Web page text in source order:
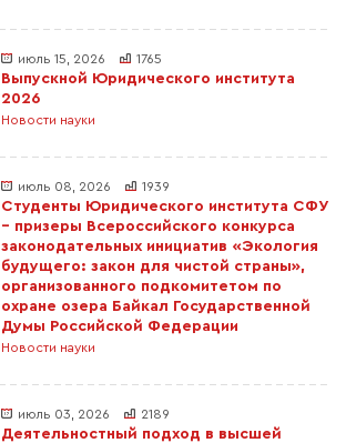
июль 15, 2026 1765
Выпускной Юридического института
2026
Новости науки
июль 08, 2026 1939
Студенты Юридического института СФУ
– призеры Всероссийского конкурса
законодательных инициатив «Экология
будущего: закон для чистой страны»,
организованного подкомитетом по
охране озера Байкал Государственной
Думы Российской Федерации
Новости науки
июль 03, 2026 2189
Деятельностный подход в высшей